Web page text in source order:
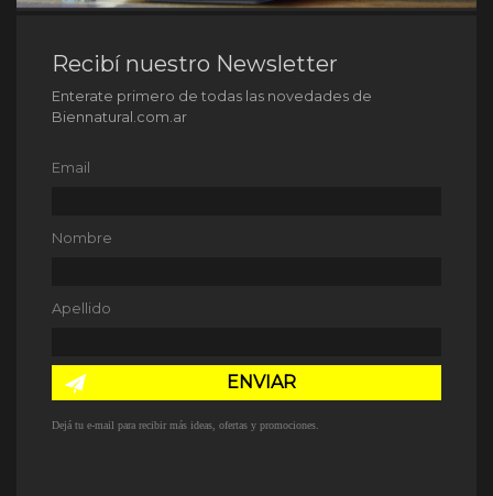
Recibí nuestro Newsletter
Enterate primero de todas las novedades de
Biennatural.com.ar
Email
Nombre
Apellido
ENVIAR
Dejá tu e-mail para recibir más ideas, ofertas y promociones.